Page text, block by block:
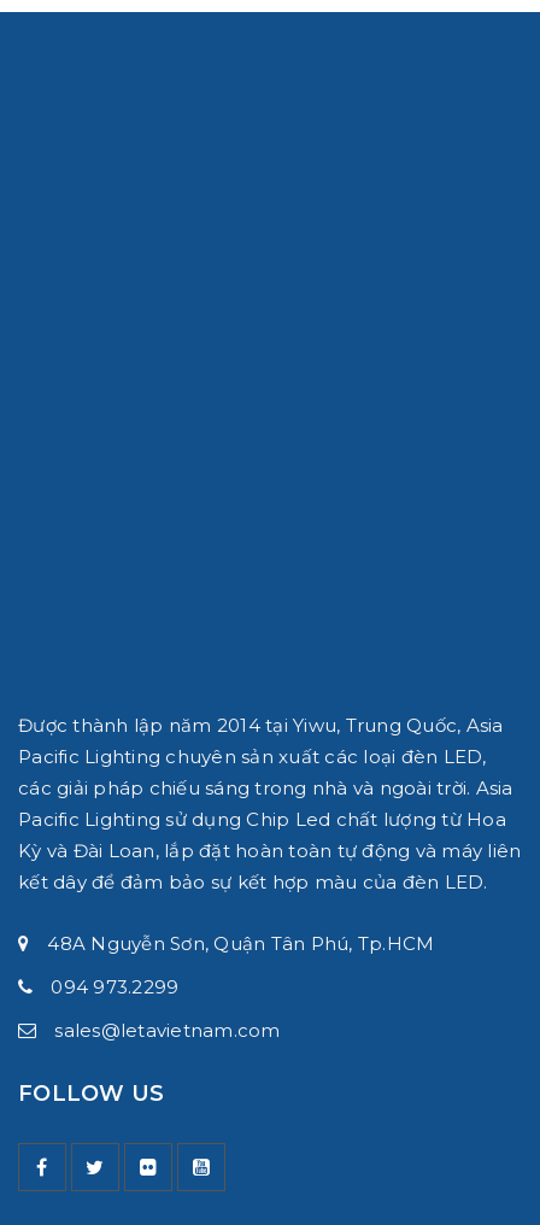
Được thành lập năm 2014 tại Yiwu, Trung Quốc, Asia
Pacific Lighting chuyên sản xuất các loại đèn LED,
các giải pháp chiếu sáng trong nhà và ngoài trời. Asia
Pacific Lighting sử dụng Chip Led chất lượng từ Hoa
Kỳ và Đài Loan, lắp đặt hoàn toàn tự động và máy liên
kết dây để đảm bảo sự kết hợp màu của đèn LED.
48A Nguyễn Sơn, Quận Tân Phú, Tp.HCM
094 973.2299
sales@letavietnam.com
FOLLOW US